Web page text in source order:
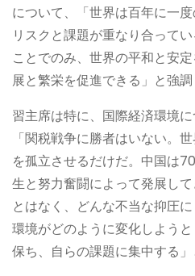
について、「世界は百年に一
リスクと課題が重なり合って
ことでのみ、世界の平和と安
展と繁栄を促進できる」と強調
習主席は特に、国際経済環境に
「関税戦争に勝者はいない。
を孤立させるだけだ。中国は
生と努力奮闘によって発展し
とはなく、どんな不当な抑圧
環境がどのように変化しよう
保ち、自らの課題に集中する」